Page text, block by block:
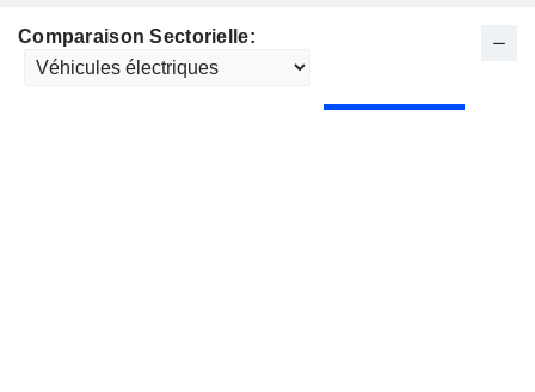
Comparaison Sectorielle: